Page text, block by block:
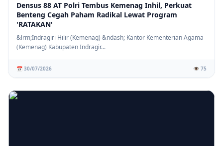
Densus 88 AT Polri Tembus Kemenag Inhil, Perkuat
Benteng Cegah Paham Radikal Lewat Program
'RATAKAN'
&lrm;Indragiri Hilir (Kemenag) &ndash; Kantor Kementerian Agama
(Kemenag) Kabupaten Indragir...
📅 30/07/2026 👁️ 75